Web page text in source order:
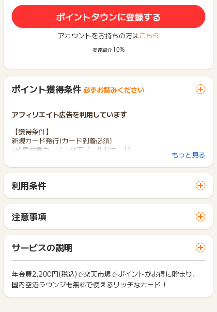
ポイントタウンに登録する
アカウントをお持ちの方はこちら
友達紹介 10%
ポイント獲得条件 必ずお読みください
アフィリエイト広告を利用しています
【獲得条件】
新規カード発行(カード到着必須)
※成果対象カード：楽天ゴールドカード
※初めてお申込み後、カード発行が確認できた方のみ対象
(※既に家族カードをお持ちの場合でも、ご本人名義の本カー
※広告クリックから24時間以内のお申込み
※本サイトに表示されているリンクからのお申込み
【獲得対象外】
・不備・不正・虚偽・重複（IP/住所）・いたずら・キャンセル
等に該当すると広告主が判断した場合
・楽天カード、楽天PINKカード、楽天プレミアムカード、楽天
ブラックカード、楽天ビジネスカード、楽天銀行カード、楽天
ANAマイレージクラブカード、楽天カードアカデミー、アルペ
ングループ楽天カード、楽天カードみちのく銀行デザイン、楽
天カードゆうちょ銀行デザイン、楽天カード西友デザイン等の
成果対象外カードのお申込み
・発行キャンセルなど発行に至らなかった場合
もっと見る
利用条件
サイトに移動してからお申し込みやお買い物が完了するまでの
間に、同じブラウザ（※）で他のサイトに移動した場合はポイン
ト獲得ができません。
ス・お買い物利用時で、デバイス・ブラウザが異なる場合はポ
イント獲得ができません。
2回以上同じお買い物・サービスをご利用される場合は、毎回
ポイントタウンに戻り、「 カード発行でポイントGET 」ボタ
注意事項
一部のサービスにつきましては、1商品につき10円単位の金額
は切り捨てとなります。
ポイント獲得が1ポイント未満のものは切り捨てとなり、ポイ
ント履歴には記載されません。
原則として広告主側のポイント等を利用して支払われた金額分
につきましては、ポイントタウンのポイント獲得の対象には含
まれません。
サービスの説明
年会費2,200円(税込)で楽天市場でポイントがお得に貯まり、
国内空港ラウンジも無料で使えるリッチなカード！